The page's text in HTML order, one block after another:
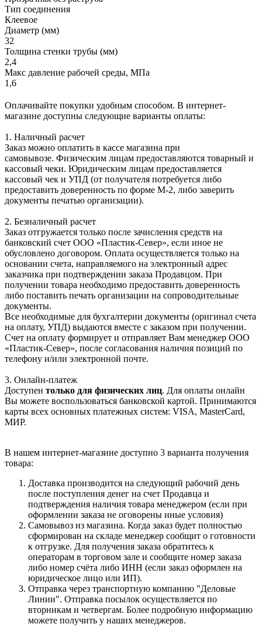
Тип соединения
Клеевое
Диаметр (мм)
32
Толщина стенки трубы (мм)
2,4
Макс давление рабочей среды, МПа
1,6
Оплачивайте покупки удобным способом. В интернет-
магазине доступны следующие варианты оплаты:
1. Наличный расчет
Заказ можно оплатить в кассе магазина при
самовывозе. Физическим лицам предоставляются товарный и
кассовый чеки. Юридическим лицам предоставляется
кассовый чек и УПД (от получателя потребуется либо
предоставить доверенность по форме М-2, либо заверить
документы печатью организации).
2. Безналичный расчет
Заказ отгружается только после зачисления средств на
банковский счет ООО «Пластик-Север», если иное не
обусловлено договором. Оплата осуществляется только на
основании счета, направляемого на электронный адрес
заказчика при подтверждении заказа Продавцом. При
получении товара необходимо предоставить доверенность
либо поставить печать организации на сопроводительные
документы.
Все необходимые для бухгалтерии документы (оригинал счета
на оплату, УПД) выдаются вместе с заказом при получении.
Счет на оплату формирует и отправляет Вам менеджер ООО
«Пластик-Север», после согласования наличия позиций по
телефону и/или электронной почте.
3. Онлайн-платеж
Доступен только для физических лиц. Для оплаты онлайн
Вы можете воспользоваться банковской картой. Принимаются
карты всех основных платежных систем: VISA, MasterCard,
МИР.
В нашем интернет-магазине доступно 3 варианта получения
товара:
Доставка производится на следующий рабочий день
после поступления денег на счет Продавца и
подтверждения наличия товара менеджером (если при
оформлении заказа не оговорены иные условия)
Самовывоз из магазина. Когда заказ будет полностью
сформирован на складе менеджер сообщит о готовности
к отгрузке. Для получения заказа обратитесь к
операторам в торговом зале и сообщите номер заказа
либо номер счёта либо ИНН (если заказ оформлен на
юридическое лицо или ИП).
Отправка через транспортную компанию "Деловые
Линии". Отправка посылок осуществляется по
вторникам и четвергам. Более подробную информацию
можете получить у наших менеджеров.